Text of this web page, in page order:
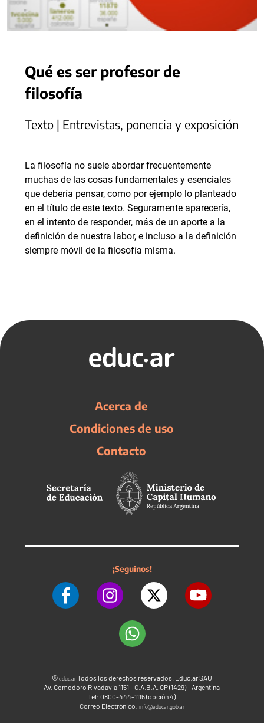
Qué es ser profesor de
filosofía
Texto | Entrevistas, ponencia y exposición
La filosofía no suele abordar frecuentemente
muchas de las cosas fundamentales y esenciales
que debería pensar, como por ejemplo lo planteado
en el título de este texto. Seguramente aparecería,
en el intento de responder, más de un aporte a la
definición de nuestra labor, e incluso a la definición
siempre móvil de la filosofía misma.
Acerca de
Condiciones de uso
Contacto
¡Seguinos!
©educ.arTodos los derechos reservados. Educ.ar SAU
Av. Comodoro Rivadavia 1151 - C.A.B.A. CP (1429) - Argentina
Tel: 0800-444-1115 (opción 4)
Correo Electrónico: info@educar.gob.ar